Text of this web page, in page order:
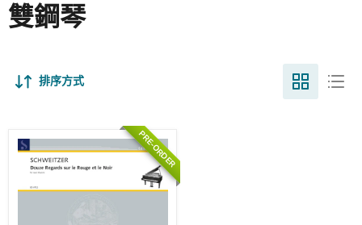
雙鋼琴
排序方式
PRE-ORDER